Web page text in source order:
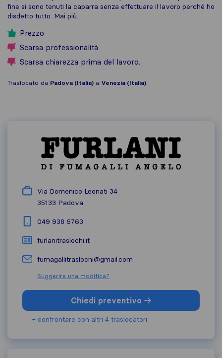
fine si sono tenuti la caparra senza effettuare il lavoro perché ho
disdetto tutto. Mai più.
Prezzo
Scarsa professionalità
Scarsa chiarezza prima del lavoro.
Traslocato da Padova (Italia) a Venezia (Italia)
Via Domenico Leonati 34
35133 Padova
049 938 6763
furlanitraslochi.it
fumagallitraslochi@gmail.com
Suggerire una modifica?
Chiedi preventivo
+ confrontare con altri 4 traslocatori